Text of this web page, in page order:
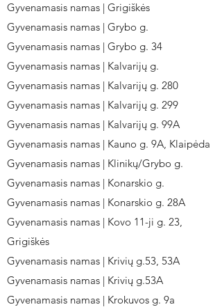
Gyvenamasis namas | Grigiškės
Gyvenamasis namas | Grybo g.
Gyvenamasis namas | Grybo g. 34
Gyvenamasis namas | Kalvarijų g.
Gyvenamasis namas | Kalvarijų g. 280
Gyvenamasis namas | Kalvarijų g. 299
Gyvenamasis namas | Kalvarijų g. 99A
Gyvenamasis namas | Kauno g. 9A, Klaipėda
Gyvenamasis namas | Klinikų/Grybo g.
Gyvenamasis namas | Konarskio g.
Gyvenamasis namas | Konarskio g. 28A
Gyvenamasis namas | Kovo 11-ji g. 23,
Grigiškės
Gyvenamasis namas | Krivių g.53, 53A
Gyvenamasis namas | Krivių g.53A
Gyvenamasis namas | Krokuvos g. 9a